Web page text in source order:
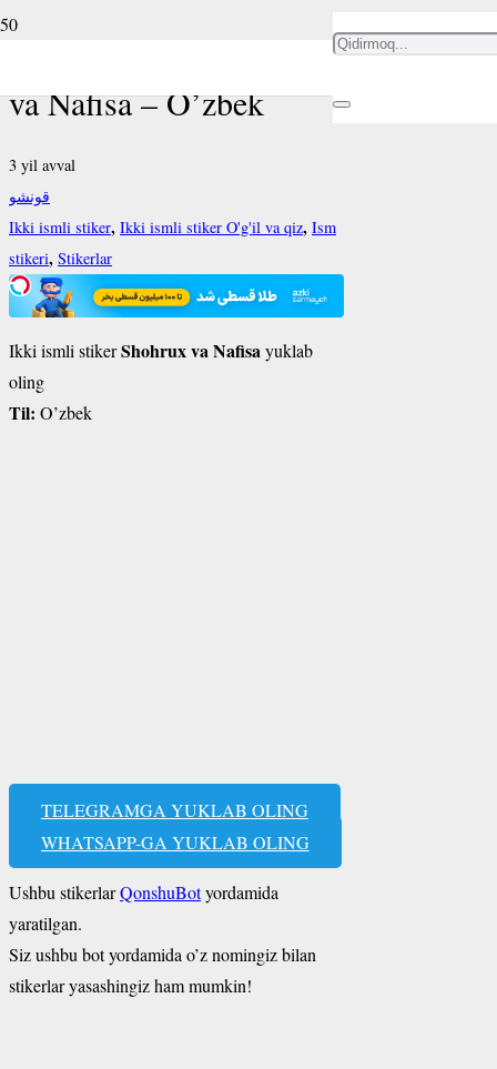
Ikki ismli stiker Shohrux
va Nafisa – O’zbek
3 yil avval
قونشو
Ikki ismli stiker, Ikki ismli stiker O'g'il va qiz, Ism
stikeri, Stikerlar
Ikki ismli stikerShohrux va Nafisayuklab
oling
Til: O’zbek
TELEGRAMGA YUKLAB OLING
WHATSAPP-GA YUKLAB OLING
Ushbu stikerlarQonshuBotyordamida
yaratilgan.
Siz ushbu bot yordamida o’z nomingiz bilan
stikerlar yasashingiz ham mumkin!